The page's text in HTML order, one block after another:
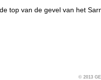
top van de gevel van het
© 2013